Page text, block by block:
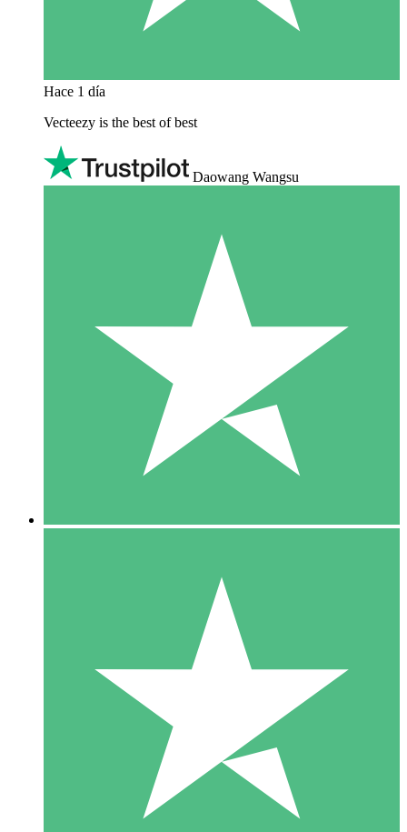
Hace 1 día
Vecteezy is the best of best
Daowang Wangsu